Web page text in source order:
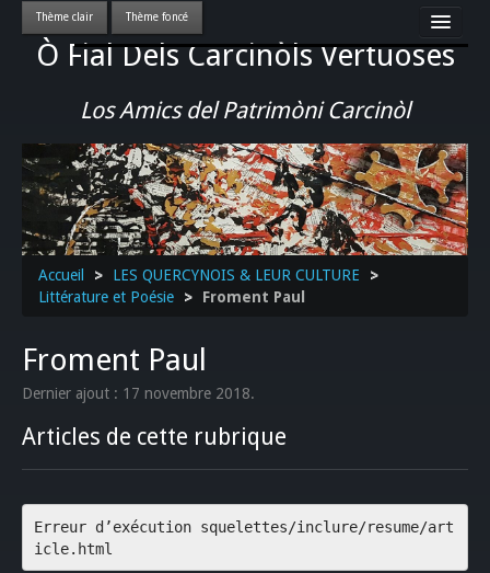
Ò Fial Dels Carcinòls Vertuoses
Los Amics del Patrimòni Carcinòl
Accueil
LES QUERCYNOIS & LEUR CULTURE
PATRIMOINE
GASTRONOMIE
ACTUALITE-CULTURE-EVENEMENTS LOCAUX
>>
Accueil > LES QUERCYNOIS & LEUR CULTURE
>
Littérature et Poésie
> Froment Paul
Froment Paul
Dernier ajout : 17 novembre 2018.
Articles de cette rubrique
Erreur d’exécution squelettes/inclure/resume/art
icle.html